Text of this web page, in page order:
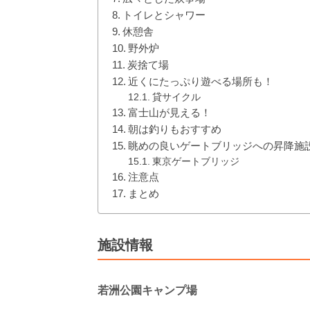
トイレとシャワー
休憩舎
野外炉
炭捨て場
近くにたっぷり遊べる場所も！
貸サイクル
富士山が見える！
朝は釣りもおすすめ
眺めの良いゲートブリッジへの昇降施
東京ゲートブリッジ
注意点
まとめ
施設情報
若洲公園キャンプ場